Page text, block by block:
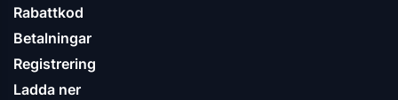
Rabattkod
Betalningar
Registrering
Ladda ner